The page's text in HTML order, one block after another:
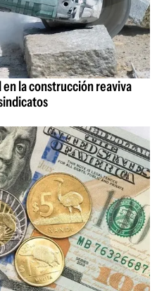
la construcción reaviva